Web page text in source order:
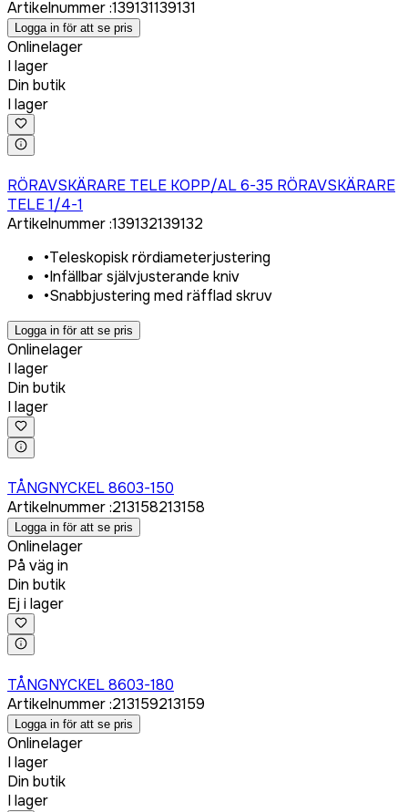
Artikelnummer:139131139131
Logga in för att se pris
Onlinelager
I lager
Din butik
I lager
RÖRAVSKÄRARE TELE KOPP/AL 6-35 RÖRAVSKÄRARE
TELE 1/4-1
Artikelnummer:139132139132
•Teleskopisk rördiameterjustering
•Infällbar självjusterande kniv
•Snabbjustering med räfflad skruv
Logga in för att se pris
Onlinelager
I lager
Din butik
I lager
TÅNGNYCKEL 8603-150
Artikelnummer:213158213158
Logga in för att se pris
Onlinelager
På väg in
Din butik
Ej i lager
TÅNGNYCKEL 8603-180
Artikelnummer:213159213159
Logga in för att se pris
Onlinelager
I lager
Din butik
I lager